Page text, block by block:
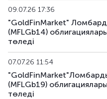
09.07.26 17:36
"GoldFinMarket"
(MFLGb14)
төледі
07.07.26 11:54
(MFLGb19)
төледі